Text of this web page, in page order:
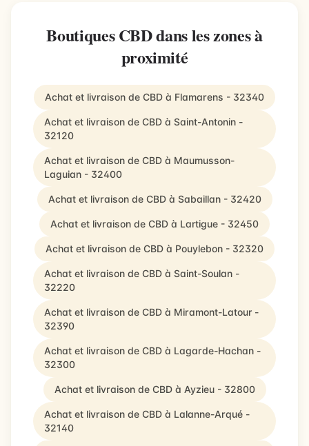
Boutiques CBD dans les zones à
proximité
Achat et livraison de CBD à Flamarens - 32340
Achat et livraison de CBD à Saint-Antonin -
32120
Achat et livraison de CBD à Maumusson-
Laguian - 32400
Achat et livraison de CBD à Sabaillan - 32420
Achat et livraison de CBD à Lartigue - 32450
Achat et livraison de CBD à Pouylebon - 32320
Achat et livraison de CBD à Saint-Soulan -
32220
Achat et livraison de CBD à Miramont-Latour -
32390
Achat et livraison de CBD à Lagarde-Hachan -
32300
Achat et livraison de CBD à Ayzieu - 32800
Achat et livraison de CBD à Lalanne-Arqué -
32140